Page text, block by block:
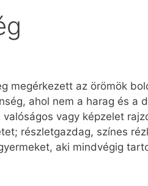
megérkezett az örömök
ahol nem a harag és a
vagy képzelet
részletgazdag, színes
aki mindvégig